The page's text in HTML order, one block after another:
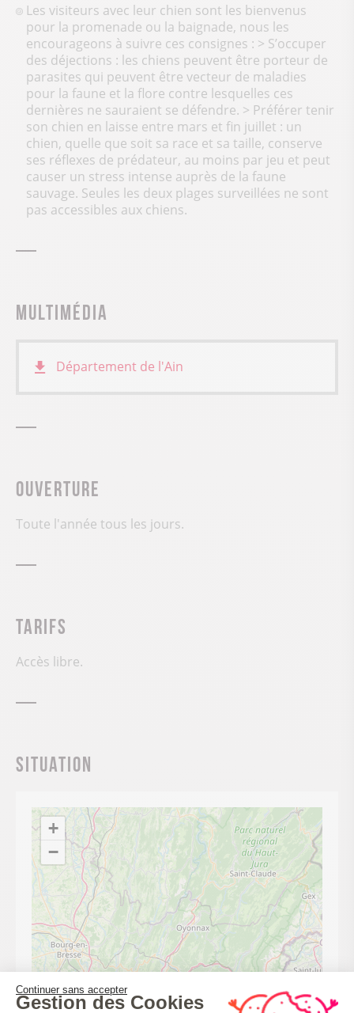
Les visiteurs avec leur chien sont les bienvenus
pour la promenade ou la baignade, nous les
encourageons à suivre ces consignes : > S’occuper
des déjections : les chiens peuvent être porteur de
parasites qui peuvent être vecteur de maladies
pour la faune et la flore contre lesquelles ces
dernières ne sauraient se défendre. > Préférer tenir
son chien en laisse entre mars et fin juillet : un
chien, quelle que soit sa race et sa taille, conserve
ses réflexes de prédateur, au moins par jeu et peut
causer un stress intense auprès de la faune
sauvage. Seules les deux plages surveillées ne sont
pas accessibles aux chiens.
Multimédia
Département de l'Ain
Ouverture
Toute l'année tous les jours.
Tarifs
Accès libre.
Situation
+
−
Continuer sans accepter
Gestion des Cookies